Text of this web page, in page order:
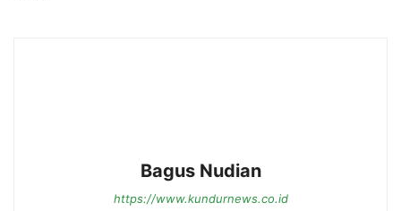
Bagus Nudian
https://www.kundurnews.co.id